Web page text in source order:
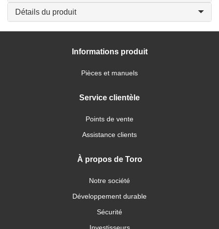
Détails du produit
Informations produit
Pièces et manuels
Service clientèle
Points de vente
Assistance clients
À propos de Toro
Notre société
Développement durable
Sécurité